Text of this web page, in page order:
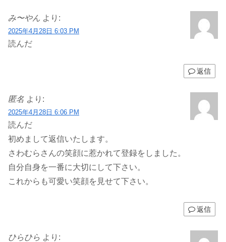
み〜やん より:
2025年4月28日 6:03 PM
読んだ
返信
匿名 より:
2025年4月28日 6:06 PM
読んだ
初めまして返信いたします。
さわむらさんの笑顔に惹かれて登録をしました。
自分自身を一番に大切にして下さい。
これからも可愛い笑顔を見せて下さい。
返信
ひらひら より: